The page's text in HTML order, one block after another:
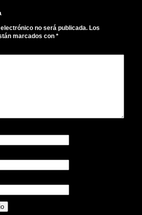
no será publicada. Los
marcados con *